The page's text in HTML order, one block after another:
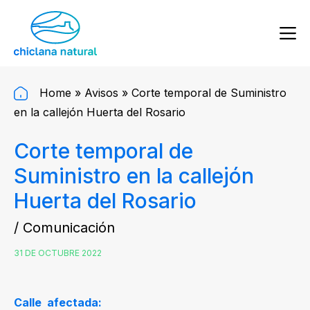
Home » Avisos » Corte temporal de Suministro
en la callejón Huerta del Rosario
Corte temporal de
Suministro en la callejón
Huerta del Rosario
/ Comunicación
31 DE OCTUBRE 2022
Calle afectada: